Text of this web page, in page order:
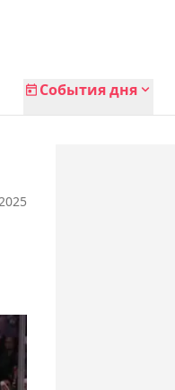
События дня